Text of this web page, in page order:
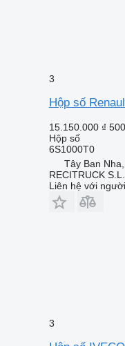
3
Hộp số
15.150.000 ₫
Hộp số
6S1000T0
Tây Ban
RECITRUCK S.L.
Liên hệ với
3